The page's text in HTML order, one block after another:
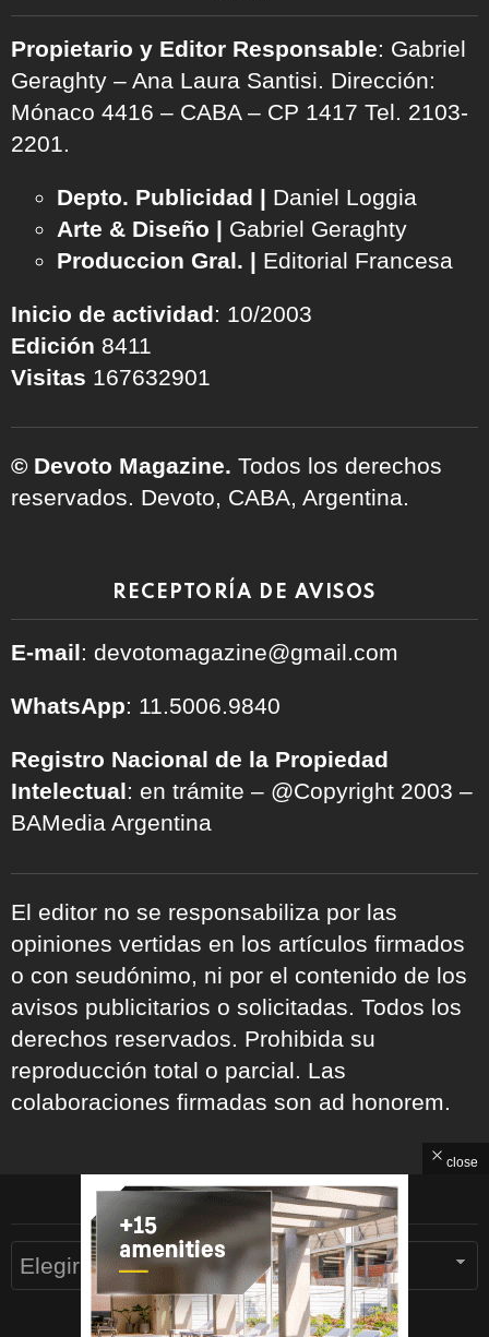
Propietario y Editor Responsable: Gabriel
Geraghty – Ana Laura Santisi. Dirección:
Mónaco 4416 – CABA – CP 1417 Tel. 2103-
2201.
Depto. Publicidad | Daniel Loggia
Arte & Diseño | Gabriel Geraghty
Produccion Gral. | Editorial Francesa
Inicio de actividad: 10/2003
Edición 8411
Visitas 167632901
© Devoto Magazine. Todos los derechos
reservados. Devoto, CABA, Argentina.
RECEPTORÍA DE AVISOS
E-mail: devotomagazine@gmail.com
WhatsApp: 11.5006.9840
Registro Nacional de la Propiedad
Intelectual: en trámite – @Copyright 2003 –
BAMedia Argentina
El editor no se responsabiliza por las
opiniones vertidas en los artículos firmados
o con seudónimo, ni por el contenido de los
avisos publicitarios o solicitadas. Todos los
derechos reservados. Prohibida su
reproducción total o parcial. Las
colaboraciones firmadas son ad honorem.
ARCHIVOS
Archivos
close